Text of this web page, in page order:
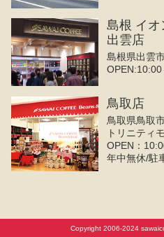
島根 イオ
出雲店
島根県出雲
鳥取店
鳥取県鳥取
トリニティ
OPEN：
年中無休/駐
Copyright 2006-2024